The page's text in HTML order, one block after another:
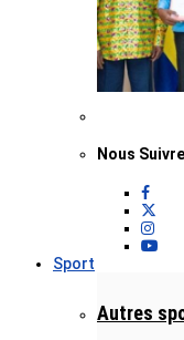
Nous Suivre
Sport
Autres